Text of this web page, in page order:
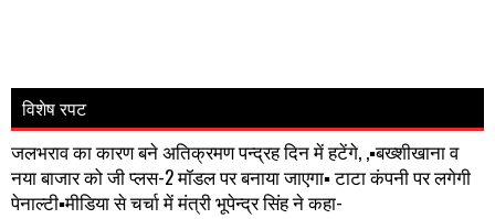
विशेष रपट
जलभराव का कारण बने अतिक्रमण पन्द्रह दिन में हटेंगे, ,▪️बख्शीखाना व
नया बाजार को जी प्लस-2 मॉडल पर बनाया जाएगा▪️ टाटा कंपनी पर लगेगी
पेनाल्टी▪️मीडिया से चर्चा में मंत्री भूपेन्द्र सिंह ने कहा-